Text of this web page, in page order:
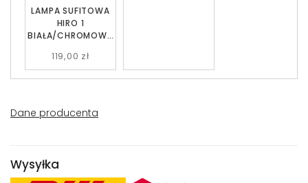
LAMPA SUFITOWA
HIRO 1
BIAŁA/CHROMOWA
119,00 zł
Dane producenta
Wysyłka